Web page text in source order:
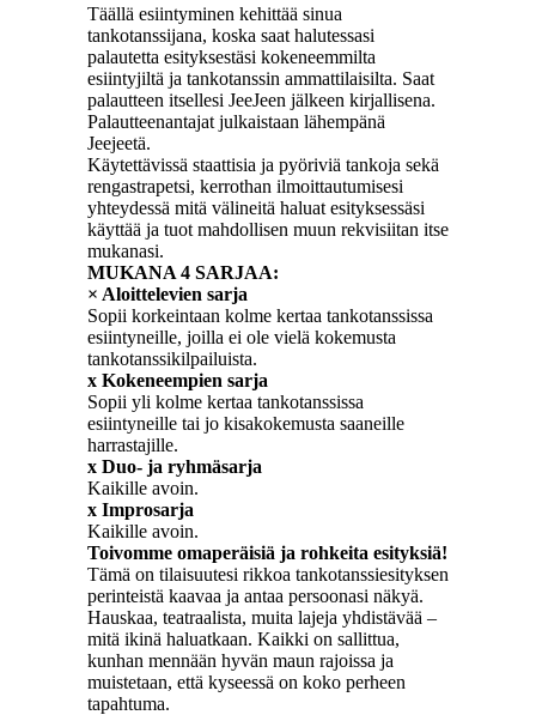
Täällä esiintyminen kehittää sinua
tankotanssijana, koska saat halutessasi
palautetta esityksestäsi kokeneemmilta
esiintyjiltä ja tankotanssin ammattilaisilta. Saat
palautteen itsellesi JeeJeen jälkeen kirjallisena.
Palautteenantajat julkaistaan lähempänä
Jeejeetä.
Käytettävissä staattisia ja pyöriviä tankoja sekä
rengastrapetsi, kerrothan ilmoittautumisesi
yhteydessä mitä välineitä haluat esityksessäsi
käyttää ja tuot mahdollisen muun rekvisiitan itse
mukanasi.
MUKANA 4 SARJAA:
× Aloittelevien sarja
Sopii korkeintaan kolme kertaa tankotanssissa
esiintyneille, joilla ei ole vielä kokemusta
tankotanssikilpailuista.
x Kokeneempien sarja
Sopii yli kolme kertaa tankotanssissa
esiintyneille tai jo kisakokemusta saaneille
harrastajille.
x Duo- ja ryhmäsarja
Kaikille avoin.
x Improsarja
Kaikille avoin.
Toivomme omaperäisiä ja rohkeita esityksiä!
Tämä on tilaisuutesi rikkoa tankotanssiesityksen
perinteistä kaavaa ja antaa persoonasi näkyä.
Hauskaa, teatraalista, muita lajeja yhdistävää –
mitä ikinä haluatkaan. Kaikki on sallittua,
kunhan mennään hyvän maun rajoissa ja
muistetaan, että kyseessä on koko perheen
tapahtuma.